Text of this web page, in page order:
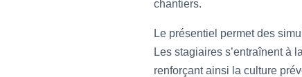
chantiers.
Le présentiel permet des
Les stagiaires s’entraînent à
renforçant ainsi la culture